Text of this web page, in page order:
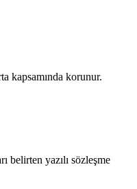
kapsamında korunur.
belirten yazılı sözleşme